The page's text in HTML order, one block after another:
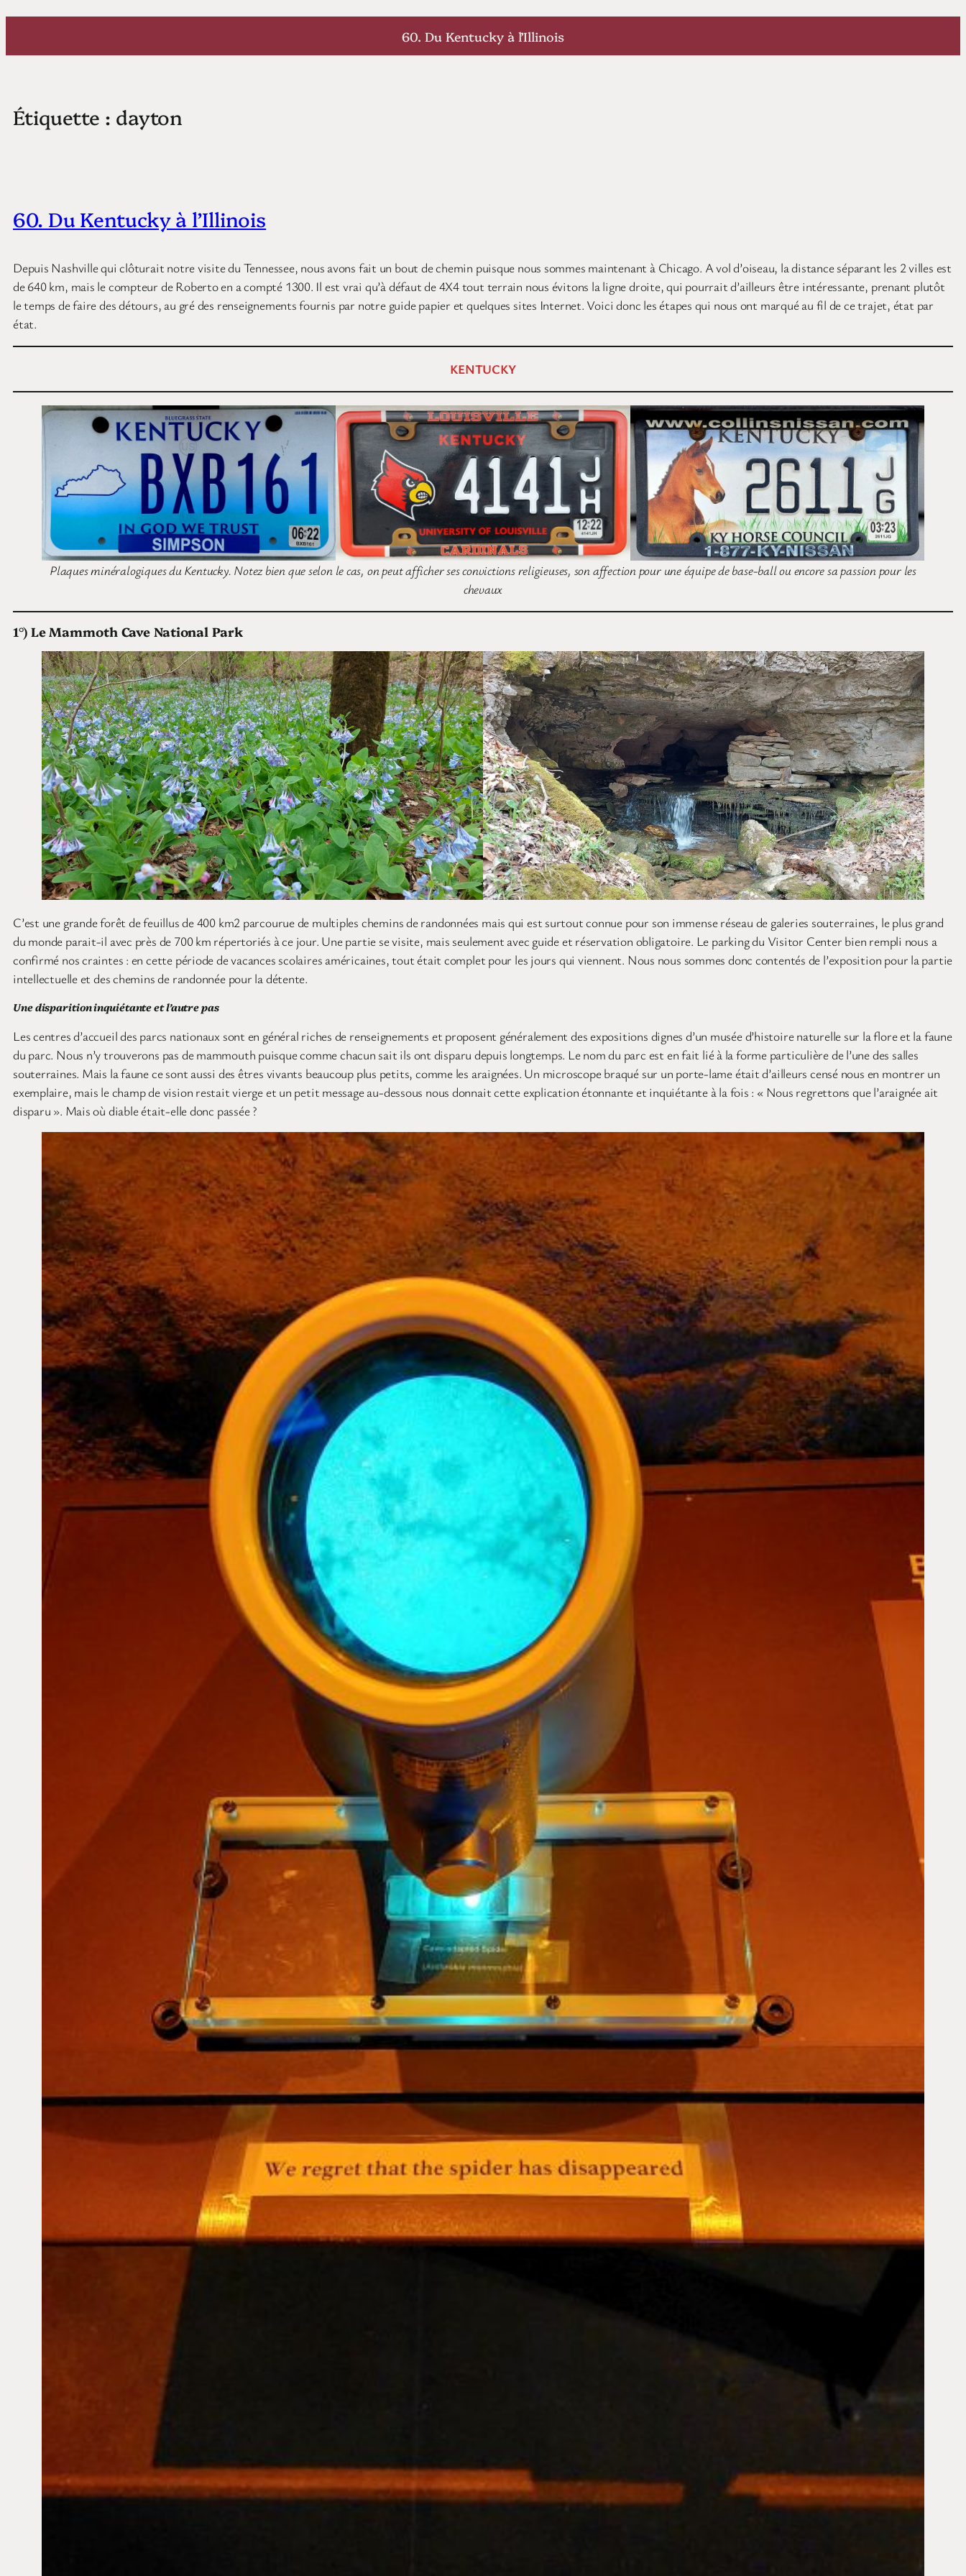
Aller
contenu
60. Du Kentucky à l’Illinois
Étiquette : dayton
60. Du Kentucky à l’Illinois
Depuis Nashville qui clôturait notre visite du Tennessee, nous avons fait un bout de chemin puisque nous sommes maintenant à Chicago. A vol d’oiseau, la distance séparant les 2 villes est
de 640 km, mais le compteur de Roberto en a compté 1300. Il est vrai qu’à défaut de 4X4 tout terrain nous évitons la ligne droite, qui pourrait d’ailleurs être intéressante, prenant plutôt
le temps de faire des détours, au gré des renseignements fournis par notre guide papier et quelques sites Internet. Voici donc les étapes qui nous ont marqué au fil de ce trajet, état par
état.
KENTUCKY
Plaques minéralogiques du Kentucky. Notez bien que selon le cas, on peut afficher ses convictions religieuses, son affection pour une équipe de base-ball ou encore sa passion pour les
chevaux
1°) Le Mammoth Cave National Park
C’est une grande forêt de feuillus de 400 km2 parcourue de multiples chemins de randonnées mais qui est surtout connue pour son immense réseau de galeries souterraines, le plus grand
du monde parait-il avec près de 700 km répertoriés à ce jour. Une partie se visite, mais seulement avec guide et réservation obligatoire. Le parking du Visitor Center bien rempli nous a
confirmé nos craintes : en cette période de vacances scolaires américaines, tout était complet pour les jours qui viennent. Nous nous sommes donc contentés de l’exposition pour la partie
intellectuelle et des chemins de randonnée pour la détente.
Une disparition inquiétante et l’autre pas
Les centres d’accueil des parcs nationaux sont en général riches de renseignements et proposent généralement des expositions dignes d’un musée d’histoire naturelle sur la flore et la faune
du parc. Nous n’y trouverons pas de mammouth puisque comme chacun sait ils ont disparu depuis longtemps. Le nom du parc est en fait lié à la forme particulière de l’une des salles
souterraines. Mais la faune ce sont aussi des êtres vivants beaucoup plus petits, comme les araignées. Un microscope braqué sur un porte-lame était d’ailleurs censé nous en montrer un
exemplaire, mais le champ de vision restait vierge et un petit message au-dessous nous donnait cette explication étonnante et inquiétante à la fois : « Nous regrettons que l’araignée ait
disparu ». Mais où diable était-elle donc passée ?